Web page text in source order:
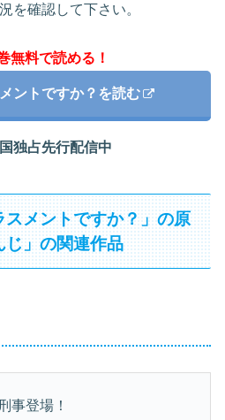
を確認して下さい。
無料で読める！
ントですか？を読む
独占先行配信中
メントですか？」の原
じ」の関連作品
事登場！